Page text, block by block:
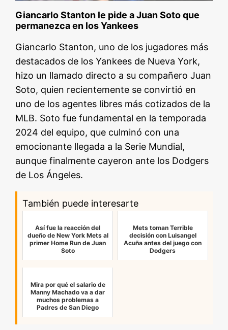
Giancarlo Stanton le pide a Juan Soto que
permanezca en los Yankees
Giancarlo Stanton, uno de los jugadores más
destacados de los Yankees de Nueva York,
hizo un llamado directo a su compañero Juan
Soto, quien recientemente se convirtió en
uno de los agentes libres más cotizados de la
MLB. Soto fue fundamental en la temporada
2024 del equipo, que culminó con una
emocionante llegada a la Serie Mundial,
aunque finalmente cayeron ante los Dodgers
de Los Ángeles.
También puede interesarte
Así fue la reacción del
dueño de New York Mets al
primer Home Run de Juan
Soto
Mets toman Terrible
decisión con Luisangel
Acuña antes del juego con
Dodgers
Mira por qué el salario de
Manny Machado va a dar
muchos problemas a
Padres de San Diego